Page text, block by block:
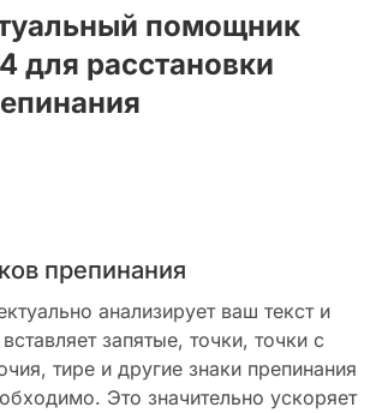
помощник
для расстановки
препинания
анализирует ваш текст и
запятые, точки, точки с
тире и другие знаки препинания
Это значительно ускоряет